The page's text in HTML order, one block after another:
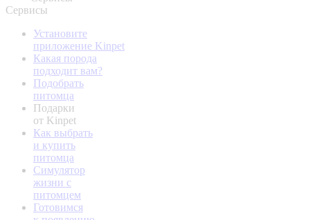
Сервисы
Установите
приложение Kinpet
Какая порода
подходит вам?
Подобрать
питомца
Подарки
от Kinpet
Как выбрать
и купить
питомца
Симулятор
жизни с
питомцем
Готовимся